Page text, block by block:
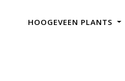
HOOGEVEEN PLANTS